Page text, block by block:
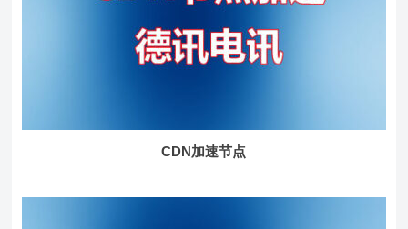
CDN加速节点